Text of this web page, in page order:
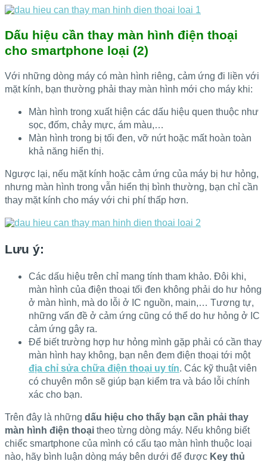
Dấu hiệu cần thay màn hình điện thoại
cho smartphone loại (2)
Với những dòng máy có màn hình riêng, cảm ứng đi liền với
mặt kính, bạn thường phải thay màn hình mới cho máy khi:
Màn hình trong xuất hiện các dấu hiệu quen thuộc như
sọc, đốm, chảy mực, ám màu,…
Màn hình trong bị tối đen, vỡ nứt hoặc mất hoàn toàn
khả năng hiển thị.
Ngược lại, nếu mặt kính hoặc cảm ứng của máy bị hư hỏng,
nhưng màn hình trong vẫn hiển thị bình thường, bạn chỉ cần
thay mặt kính cho máy với chi phí thấp hơn.
Lưu ý:
Các dấu hiệu trên chỉ mang tính tham khảo. Đôi khi,
màn hình của điện thoại tối đen không phải do hư hỏng
ở màn hình, mà do lỗi ở IC nguồn, main,… Tương tự,
những vấn đề ở cảm ứng cũng có thể do hư hỏng ở IC
cảm ứng gây ra.
Để biết trường hợp hư hỏng mình gặp phải có cần thay
màn hình hay không, bạn nên đem điện thoại tới một
địa chỉ sửa chữa điện thoại uy tín. Các kỹ thuật viên
có chuyên môn sẽ giúp bạn kiểm tra và báo lỗi chính
xác cho bạn.
Trên đây là những dấu hiệu cho thấy bạn cần phải thay
màn hình điện thoại theo từng dòng máy. Nếu không biết
chiếc smartphone của mình có cấu tạo màn hình thuộc loại
nào, hãy bình luận dòng máy bên dưới để được Key thủ